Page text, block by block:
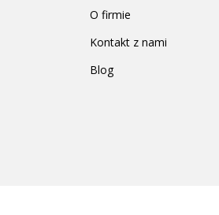
O firmie
Kontakt z nami
Blog